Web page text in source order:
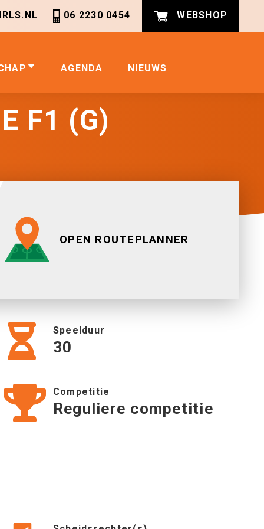
06 2230 0454 WEBSHOP
AGENDA NIEUWS
F1 (G)
OPEN ROUTEPLANNER
Speelduur
30
Competitie
Reguliere competitie